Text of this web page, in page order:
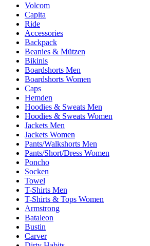
Volcom
Capita
Ride
Accessories
Backpack
Beanies & Mützen
Bikinis
Boardshorts Men
Boardshorts Women
Caps
Hemden
Hoodies & Sweats Men
Hoodies & Sweats Women
Jackets Men
Jackets Women
Pants/Walkshorts Men
Pants/Short/Dress Women
Poncho
Socken
Towel
T-Shirts Men
T-Shirts & Tops Women
Armstrong
Bataleon
Bustin
Carver